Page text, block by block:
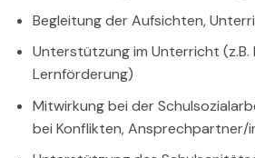
Begleitung der Aufsichten,
Unterstützung im Unterricht (z.B.
Lernförderung)
Mitwirkung bei der
bei Konflikten, Ansprechpartner/